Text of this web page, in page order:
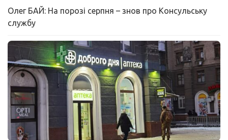
Олег БАЙ: На порозі серпня – знов про Консульську
службу